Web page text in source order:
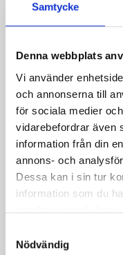
Samtycke
Denna webbplats
Vi använder
och annonserna till
för sociala medier
vidarebefordrar även
information från din
annons- och
Dessa kan i sin tur
information som du
samlat in när du har
Nödvändig
Zonkod: 17511
EasyPark
Parkster
Klicka på det